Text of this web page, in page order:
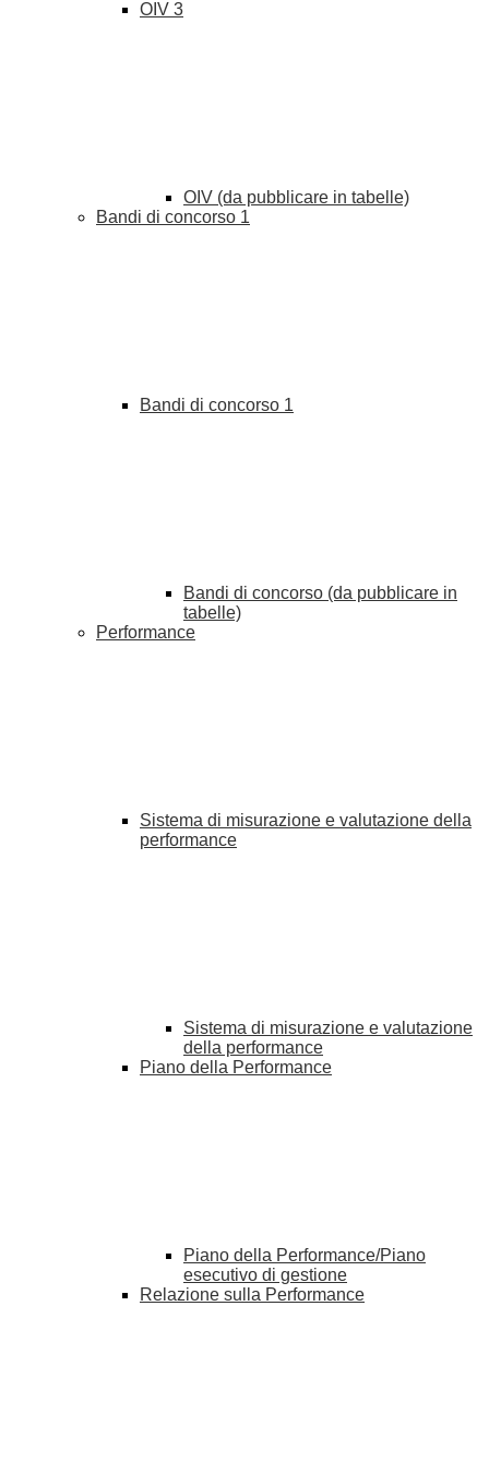
OIV 3
OIV (da pubblicare in tabelle)
Bandi di concorso 1
Bandi di concorso 1
Bandi di concorso (da pubblicare in
tabelle)
Performance
Sistema di misurazione e valutazione della
performance
Sistema di misurazione e valutazione
della performance
Piano della Performance
Piano della Performance/Piano
esecutivo di gestione
Relazione sulla Performance